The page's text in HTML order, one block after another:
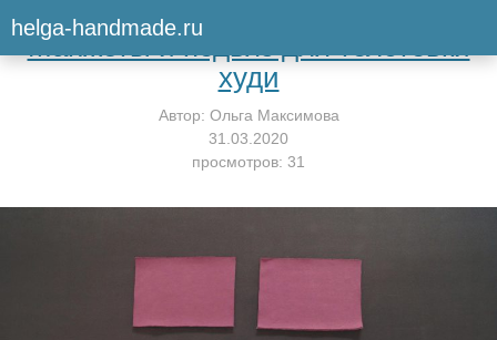
helga-handmade.ruВернуться к мастер-классу
Манжеты и подвяз для толстовки
худи
Автор: Ольга Максимова
31.03.2020
просмотров: 31